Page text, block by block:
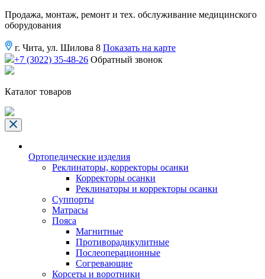
Продажа, монтаж, ремонт и тех. обслуживание медицинского
оборудования
г. Чита, ул. Шилова 8 Показать на карте
+7 (3022) 35-48-26 Обратный звонок
Каталог товаров
Ортопедические изделия
Реклинаторы, корректоры осанки
Корректоры осанки
Реклинаторы и корректоры осанки
Суппорты
Матрасы
Пояса
Магнитные
Противорадикулитные
Послеоперационные
Согревающие
Корсеты и воротники